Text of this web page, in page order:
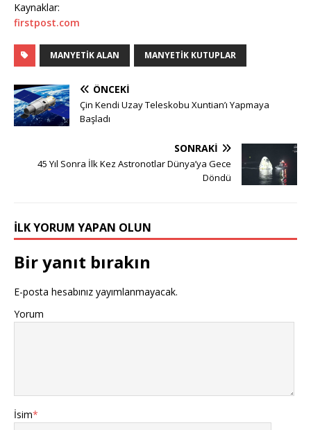
Kaynaklar:
firstpost.com
MANYETIK ALAN MANYETIK KUTUPLAR
ÖNCEKI
Çin Kendi Uzay Teleskobu Xuntian’ı Yapmaya
Başladı
SONRAKI
45 Yıl Sonra İlk Kez Astronotlar Dünya’ya Gece
Döndü
İLK YORUM YAPAN OLUN
Bir yanıt bırakın
E-posta hesabınız yayımlanmayacak.
Yorum
İsim*